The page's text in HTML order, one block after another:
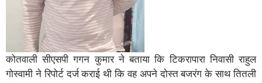
कोतवाली सीएसपी गगन कुमार ने बताया कि टिकरापारा निवासी राहुल
गोस्वामी ने रिपोर्ट दर्ज कराई थी कि वह अपने दोस्त बजरंग के साथ तितली